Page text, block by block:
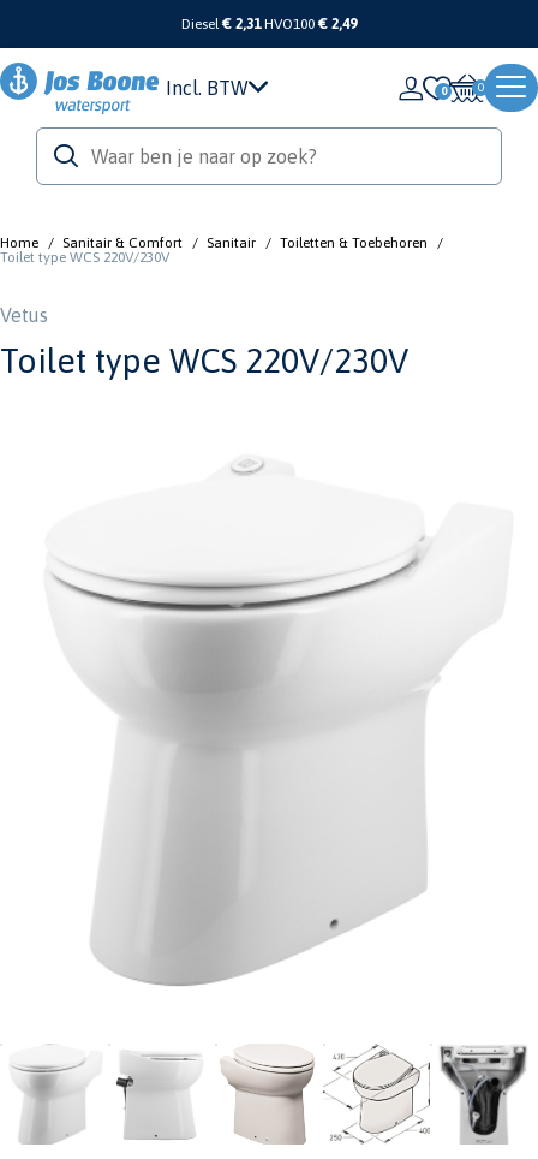
Diesel€ 2,31 HVO100 € 2,49
Incl. BTW 0
Home / Sanitair & Comfort / Sanitair / Toiletten & Toebehoren
/
Toilet type WCS 220V/230V
Vetus
Toilet type WCS 220V/230V